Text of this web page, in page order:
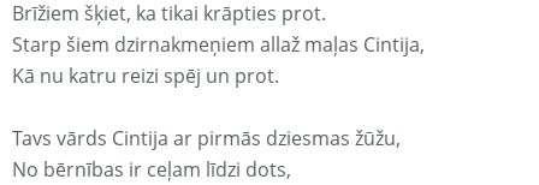
Brīžiem šķiet, ka tikai krāpties prot.
Starp šiem dzirnakmeņiem allaž maļas Cintija,
Kā nu katru reizi spēj un prot.
Tavs vārds Cintija ar pirmās dziesmas žūžu,
No bērnības ir ceļam līdzi dots,